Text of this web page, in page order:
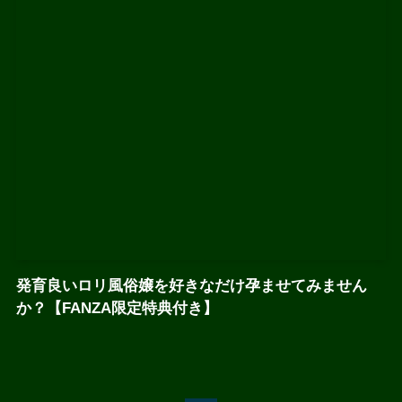
発育良いロリ風俗嬢を好きなだけ孕ませてみません
か？【FANZA限定特典付き】